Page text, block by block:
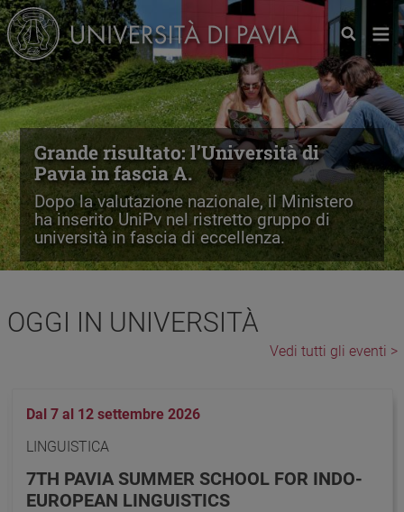
Salta al contenuto principale
Grande risultato: l’Università di
Pavia in fascia A.
Dopo la valutazione nazionale, il Ministero
ha inserito UniPv nel ristretto gruppo di
università in fascia di eccellenza.
Vedi tutti gli eventi
OGGI IN UNIVERSITÀ
Dal 7 al 12 settembre 2026
LINGUISTICA
7TH PAVIA SUMMER SCHOOL FOR INDO-
EUROPEAN LINGUISTICS